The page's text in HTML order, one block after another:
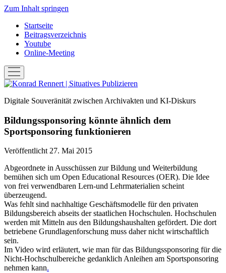
Zum Inhalt springen
Startseite
Beitragsverzeichnis
Youtube
Online-Meeting
Menü
öffnen
Konrad
|
Publizieren
Digitale Souveränität zwischen Archivakten und KI-Diskurs
Bildungssponsoring könnte ähnlich dem
Sportsponsoring funktionieren
Veröffentlicht 27. Mai 2015
Abgeordnete in Ausschüssen zur Bildung und Weiterbildung
bemühen sich um Open Educational Resources (OER). Die Idee
von frei verwendbaren Lern-und Lehrmaterialien scheint
überzeugend.
Was fehlt sind nachhaltige Geschäftsmodelle für den privaten
Bildungsbereich abseits der staatlichen Hochschulen. Hochschulen
werden mit Mitteln aus den Bildungshaushalten gefördert. Die dort
betriebene Grundlagenforschung muss daher nicht wirtschaftlich
sein.
Im Video wird erläutert, wie man für das Bildungssponsoring für die
Nicht-Hochschulbereiche gedanklich Anleihen am Sportsponsoring
nehmen kann.